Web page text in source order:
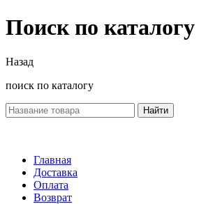
Поиск по каталогу
Назад
поиск по каталогу
Найти
Главная
Доставка
Оплата
Возврат